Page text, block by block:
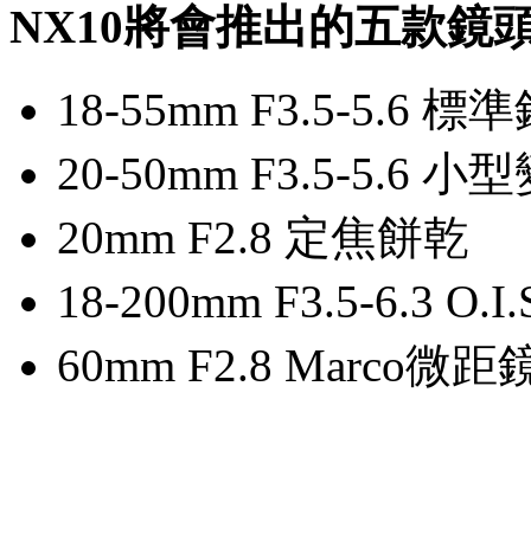
NX10將會推出的五款鏡
18-55mm F3.5-5.6 標
20-50mm F3.5-5.6 小
20mm F2.8 定焦餅乾
18-200mm F3.5-6.3
60mm F2.8 Marco微距